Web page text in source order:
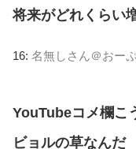
将来がどれくらい
16: 名無しさん＠おー
YouTubeコメ欄こ
ビョルの草なんだ